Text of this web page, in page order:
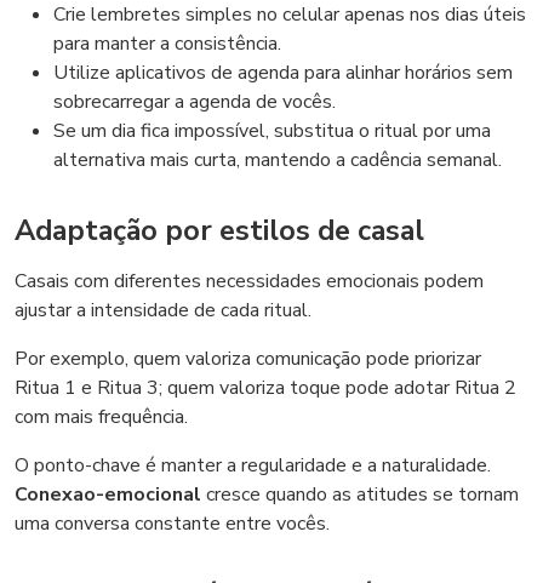
Crie lembretes simples no celular apenas nos dias úteis
para manter a consistência.
Utilize aplicativos de agenda para alinhar horários sem
sobrecarregar a agenda de vocês.
Se um dia fica impossível, substitua o ritual por uma
alternativa mais curta, mantendo a cadência semanal.
Adaptação por estilos de casal
Casais com diferentes necessidades emocionais podem
ajustar a intensidade de cada ritual.
Por exemplo, quem valoriza comunicação pode priorizar
Ritua 1 e Ritua 3; quem valoriza toque pode adotar Ritua 2
com mais frequência.
O ponto-chave é manter a regularidade e a naturalidade.
Conexao-emocional cresce quando as atitudes se tornam
uma conversa constante entre vocês.